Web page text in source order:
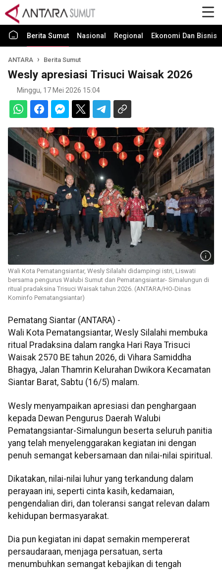
Berita Sumut Nasional Regional Ekonomi Dan Bisnis
ANTARA Berita Sumut
Wesly apresiasi Trisuci Waisak 2026
Minggu, 17 Mei 2026 15:04
Wali Kota Pematangsiantar, Wesly Silalahi didampingi istri, Liswati
bersama pengurus Walubi Sumut dan Pematangsiantar- Simalungun di
ritual pradaksina Trisuci Waisak tahun 2026. (ANTARA/HO-Dinas
Kominfo Pematangsiantar)
Pematang Siantar (ANTARA) -
Wali Kota Pematangsiantar, Wesly Silalahi membuka
ritual Pradaksina dalam rangka Hari Raya Trisuci
Waisak 2570 BE tahun 2026, di Vihara Samiddha
Bhagya, Jalan Thamrin Kelurahan Dwikora Kecamatan
Siantar Barat, Sabtu (16/5) malam.
Wesly menyampaikan apresiasi dan penghargaan
kepada Dewan Pengurus Daerah Walubi
Pematangsiantar-Simalungun beserta seluruh panitia
yang telah menyelenggarakan kegiatan ini dengan
penuh semangat kebersamaan dan nilai-nilai spiritual.
Dikatakan, nilai-nilai luhur yang terkandung dalam
perayaan ini, seperti cinta kasih, kedamaian,
pengendalian diri, dan toleransi sangat relevan dalam
kehidupan bermasyarakat.
Dia pun kegiatan ini dapat semakin mempererat
persaudaraan, menjaga persatuan, serta
menumbuhkan semangat kebajikan di tengah